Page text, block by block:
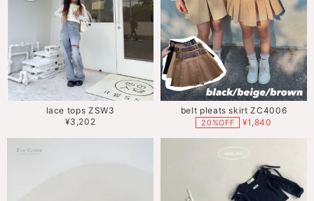
lace tops ZSW3
¥3,202
belt pleats skirt ZC4006
20%OFF ¥1,840